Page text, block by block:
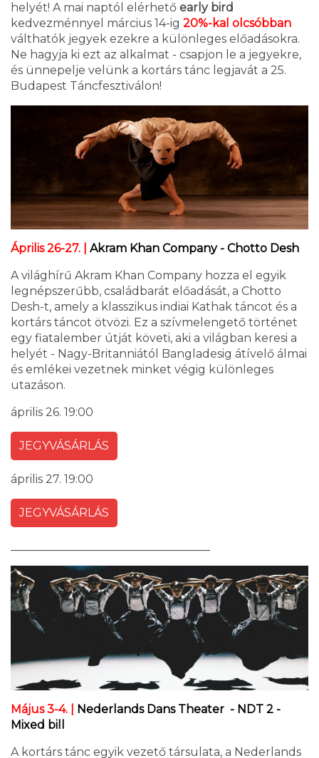
helyét! A mai naptól elérhető early bird
kedvezménnyel március 14-ig 20%-kal olcsóbban
válthatók jegyek ezekre a különleges előadásokra.
Ne hagyja ki ezt az alkalmat - csapjon le a jegyekre,
és ünnepelje velünk a kortárs tánc legjavát a 25.
Budapest Táncfesztiválon!
Április 26-27. |
Akram Khan Company - Chotto Desh
A világhírű Akram Khan Company hozza el egyik
legnépszerűbb, családbarát előadását, a Chotto
Desh-t, amely a klasszikus indiai Kathak táncot és a
kortárs táncot ötvözi. Ez a szívmelengető történet
egy fiatalember útját követi, aki a világban keresi a
helyét - Nagy-Britanniától Bangladesig átívelő álmai
és emlékei vezetnek minket végig különleges
utazáson.
április 26. 19:00
JEGYVÁSÁRLÁS
április 27. 19:00
JEGYVÁSÁRLÁS
Május 3-4. |
Nederlands Dans Theater - NDT 2 -
Mixed bill
A kortárs tánc egyik vezető társulata, a Nederlands